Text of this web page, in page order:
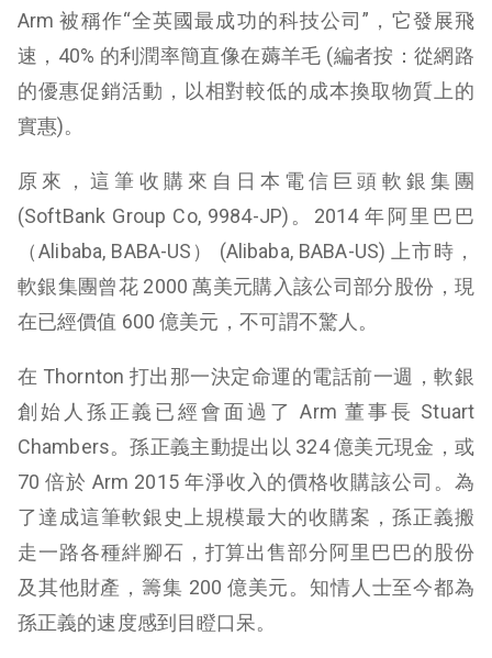
Arm 被稱作“全英國最成功的科技公司”，它發展飛
速，40% 的利潤率簡直像在薅羊毛 (編者按：從網路
的優惠促銷活動，以相對較低的成本換取物質上的
實惠)。
原來，這筆收購來自日本電信巨頭軟銀集團
(SoftBank Group Co, 9984-JP)。2014 年阿里巴巴
（Alibaba, BABA-US） (Alibaba, BABA-US) 上市時，
軟銀集團曾花 2000 萬美元購入該公司部分股份，現
在已經價值 600 億美元，不可謂不驚人。
在 Thornton 打出那一決定命運的電話前一週，軟銀
創始人孫正義已經會面過了 Arm 董事長 Stuart
Chambers。孫正義主動提出以 324 億美元現金，或
70 倍於 Arm 2015 年淨收入的價格收購該公司。為
了達成這筆軟銀史上規模最大的收購案，孫正義搬
走一路各種絆腳石，打算出售部分阿里巴巴的股份
及其他財產，籌集 200 億美元。知情人士至今都為
孫正義的速度感到目瞪口呆。